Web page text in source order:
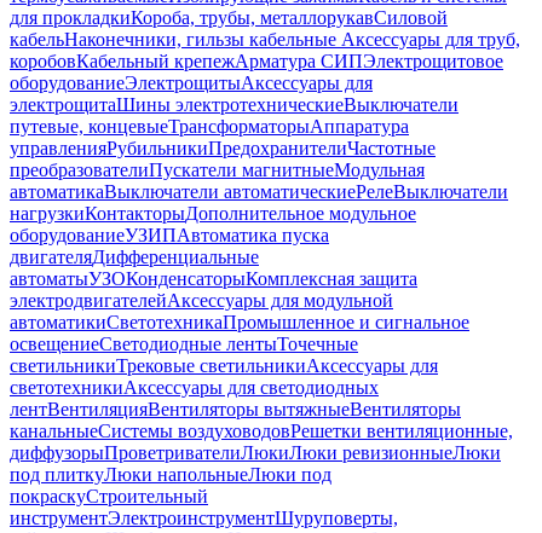
для прокладкиКороба, трубы, металлорукавСиловой
кабельНаконечники, гильзы кабельные Аксессуары для труб,
коробовКабельный крепежАрматура СИПЭлектрощитовое
оборудованиеЭлектрощитыАксессуары для
электрощитаШины электротехническиеВыключатели
путевые, концевыеТрансформаторыАппаратура
управленияРубильникиПредохранителиЧастотные
преобразователиПускатели магнитныеМодульная
автоматикаВыключатели автоматическиеРелеВыключатели
нагрузкиКонтакторыДополнительное модульное
оборудованиеУЗИПАвтоматика пуска
двигателяДифференциальные
автоматыУЗОКонденсаторыКомплексная защита
электродвигателейАксессуары для модульной
автоматикиСветотехникаПромышленное и сигнальное
освещениеСветодиодные лентыТочечные
светильникиТрековые светильникиАксессуары для
светотехникиАксессуары для светодиодных
лентВентиляцияВентиляторы вытяжныеВентиляторы
канальныеСистемы воздуховодовРешетки вентиляционные,
диффузорыПроветривателиЛюкиЛюки ревизионныеЛюки
под плиткуЛюки напольныеЛюки под
покраскуСтроительный
инструментЭлектроинструментШуруповерты,